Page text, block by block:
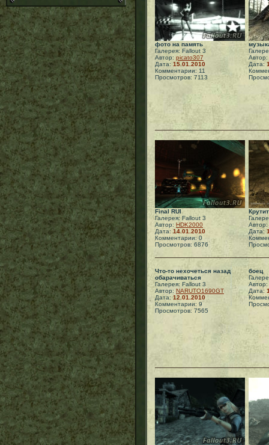
фото на память
Галерея: Fallout 3
Автор: picato307
Дата: 15.01.2010
Комментарии: 11
Просмотров: 7113
Автор:
Дата:
Final RUI
Галерея: Fallout 3
Автор: HDK2000
Дата:14.01.2010
Комментарии: 0
Просмотров: 6876
Автор:
Дата:
Что-то нехочеться назад
обарачиваться
Галерея: Fallout 3
Автор: NARUTO1690GT
Дата:12.01.2010
Комментарии: 9
Просмотров: 7565
боец
Автор:
Дата: